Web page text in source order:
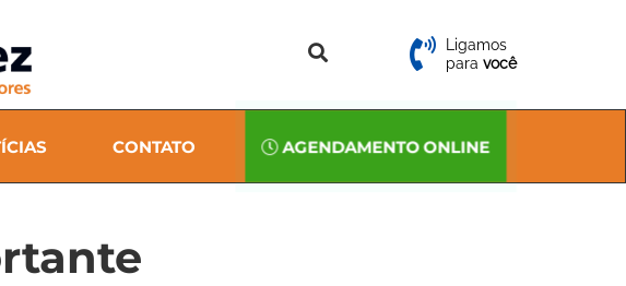
Ligamos
para você
CONTATO AGENDAMENTO ONLINE